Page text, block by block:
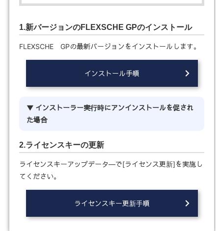
1.新バージョンのFLEXSCHE GPのインストール
FLEXSCHE GPの最新バージョンをインストールします。
インストール手順
インストーラー実行時にアンインストールを促され
た場合
2.ライセンスキーの更新
ライセンスキーアップデータ―で[ライセンス更新]を実施し
てください。
ライセンスキー更新手順